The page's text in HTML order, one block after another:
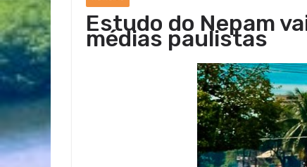
Estudo do Nepam
médias paulistas